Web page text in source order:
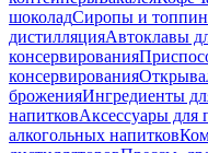
шоколадСиропы и
дистилляцияАвтоклавы
консервирования
консервирования
броженияИнгредиенты
напитковАксессуары для
алкогольных напитков